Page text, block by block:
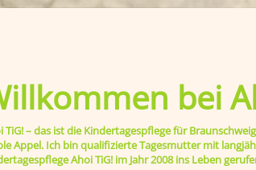
bei
TiG! – das ist die Kindertagespflege für
Appel. Ich bin qualifizierte Tagesmutter mit
Ahoi TiG! im Jahr 2008 ins Leben